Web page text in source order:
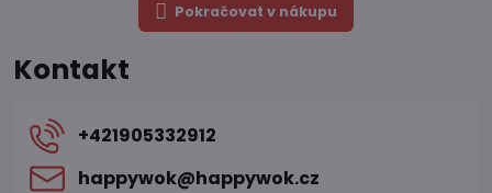
Pokračovat v nákupu
Kontakt
+421905332912
happywok​@happywok​.cz